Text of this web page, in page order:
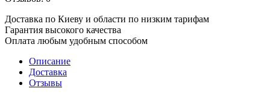
Доставка по Киеву и области по низким тарифам
Гарантия высокого качества
Оплата любым удобным способом
Описание
Доставка
Отзывы